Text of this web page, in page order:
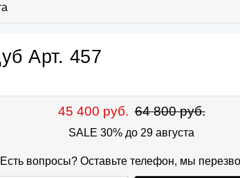
Арт. 457
45 400 руб. 64 800 руб.
SALE 30% до 29 августа
Есть вопросы? Оставьте телефон, мы